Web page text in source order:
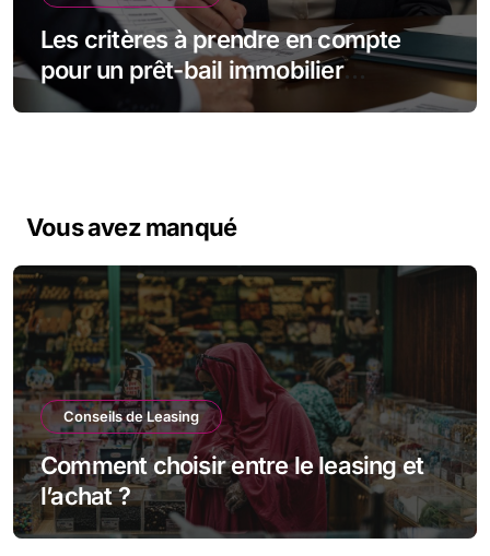
Les critères à prendre en compte
pour un prêt-bail immobilier
d’entreprise
Vous avez manqué
Conseils de Leasing
Comment choisir entre le leasing et
l’achat ?